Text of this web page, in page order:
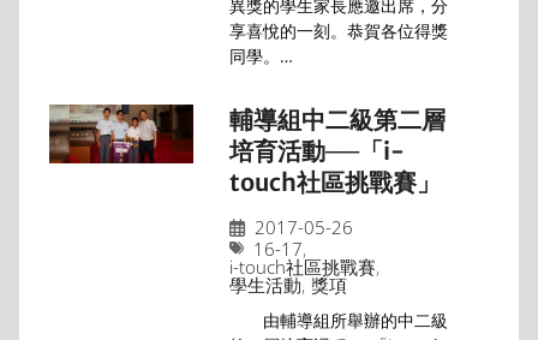
異獎的學生家長應邀出席，分
享喜悅的一刻。恭賀各位得獎
同學。…
輔導組中二級第二層
培育活動──「i-
touch社區挑戰賽」
2017-05-26
16-17,
i-touch社區挑戰賽,
學生活動, 獎項
由輔導組所舉辦的中二級